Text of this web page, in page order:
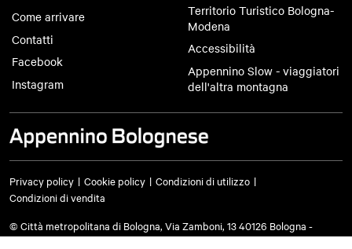
Come arrivare
Contatti
Facebook
Instagram
Territorio Turistico Bologna-
Modena
Accessibilità
Appennino Slow - viaggiatori
dell'altra montagna
Privacy policy Cookie policy
Condizioni di utilizzo
Condizioni di vendita
© Città metropolitana di Bologna, Via Zamboni, 13 40126 Bologna -